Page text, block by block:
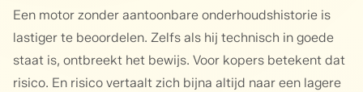
Een motor zonder aantoonbare onderhoudshistorie is
lastiger te beoordelen. Zelfs als hij technisch in goede
staat is, ontbreekt het bewijs. Voor kopers betekent dat
risico. En risico vertaalt zich bijna altijd naar een lagere